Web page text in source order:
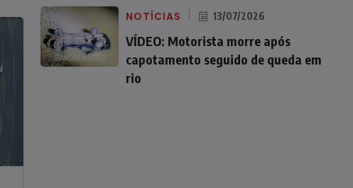
NOTÍCIAS 13/07/2026
VÍDEO: Motorista morre após
capotamento seguido de queda em
rio